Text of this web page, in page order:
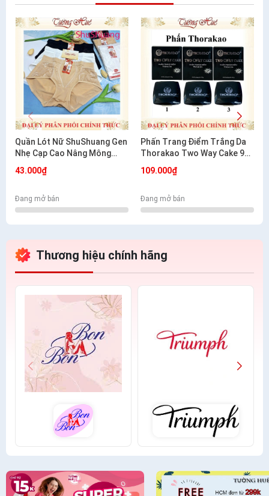
Quần Lót Nữ ShuShuang Gen
Nhẹ Cạp Cao Nâng Mông
43.000₫
Đang mở bán
Phấn Trang Điểm Trắng Da
Thorakao Two Way Cake 9g
109.000₫
Đang mở bán
Thương hiệu chính hãng